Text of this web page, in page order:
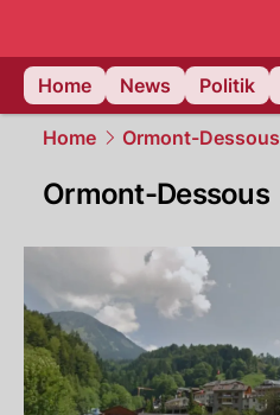
Home
News Politik
Home Ormont-Dessous
Ormont-Dessous